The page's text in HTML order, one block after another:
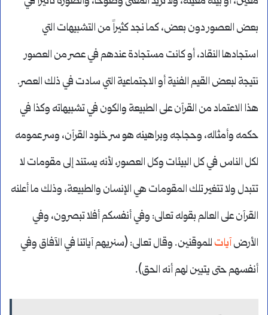
بعض العصور دون بعض، كما نجد كثيراً من التشبيهات التي
استجادها النقاد، أو كانت مستجادة عندهم في عصر من العصور
نتيجة لبعض القيم الفنية أو الاجتماعية التي سادت في ذلك العصر.
هذا الاعتماد من القرآن على الطبيعة والكون في تشبيهاته وكذا في
حكمه وأمثاله، وحجاجه وبراهينه هو سر خلود القرآن، وسر عمومه
لكل الناس في كل البيئات وكل العصور، لأنه يستند إلى مقومات لا
تتبدل ولا تتغير تلك المقومات هي الإنسان والطبيعة، وذلك ما أعلنه
القرآن على العالم بقوله تعالى: وفي أنفسكم أفلا تبصرون، وفي
الأرضآيات للموقنين. وقال تعالى: (سنريهم آياتنا في الآفاق وفي
أنفسهم حتى يتبين لهم أنه الحق).